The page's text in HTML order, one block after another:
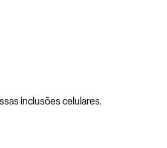
inclusões celulares.